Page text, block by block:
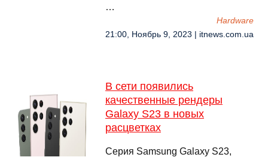
…
Hardware
21:00, Ноябрь 9, 2023 | itnews.com.ua
В сети появились
качественные рендеры
Galaxy S23 в новых
расцветках
Серия Samsung Galaxy S23,